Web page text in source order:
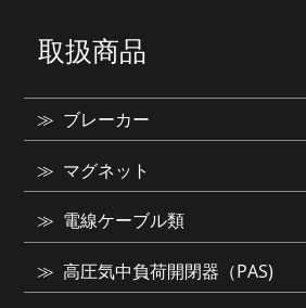
取扱商品
ブレーカー
マグネット
電線ケーブル類
高圧気中負荷開閉器（PAS)